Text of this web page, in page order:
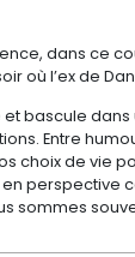
dans ce
où l’ex de
et bascule
Entre
choix de vie
perspective
sommes